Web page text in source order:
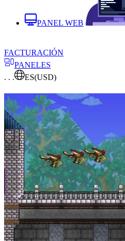
PANEL WEB
FACTURACIÓN
PANELES
. . .
ES(USD)